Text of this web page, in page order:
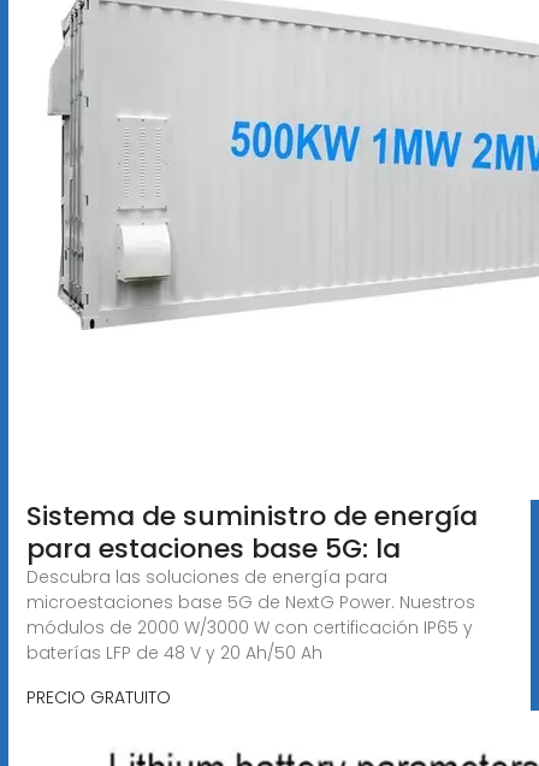
Sistema de suministro de energía
para estaciones base 5G: la
Descubra las soluciones de energía para
microestaciones base 5G de NextG Power. Nuestros
módulos de 2000 W/3000 W con certificación IP65 y
baterías LFP de 48 V y 20 Ah/50 Ah
PRECIO GRATUITO